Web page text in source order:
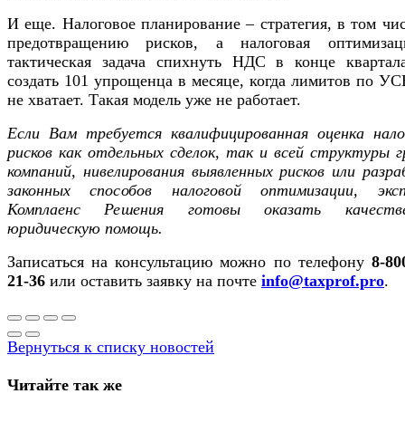
И еще. Налоговое планирование – стратегия, в том
предотвращению рисков, а налоговая
тактическая задача спихнуть НДС в конце
создать 101 упрощенца в месяце, когда лимитов по
не хватает. Такая модель уже не работает.
Если Вам требуется квалифицированная оценка
рисков как отдельных сделок, так и всей структуры
компаний, нивелирования выявленных рисков или
законных способов налоговой оптимизации,
Комплаенс Решения готовы оказать
юридическую помощь.
Записаться на консультацию можно по телефону 8-
21-36 или оставить заявку на почте info@taxprof.pro.
Вернуться к списку новостей
Читайте так же